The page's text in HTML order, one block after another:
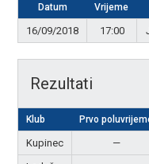
Datum Vrijeme
16/09/2018 17:00
Rezultati
Klub Prvo
Kupinec —